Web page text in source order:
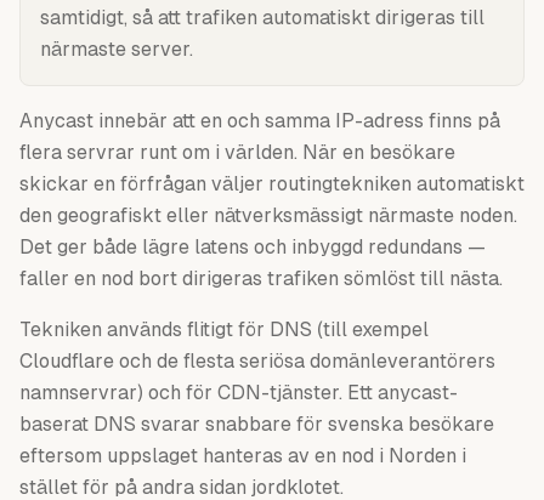
samtidigt, så att trafiken automatiskt dirigeras till
närmaste server.
Anycast innebär att en och samma IP-adress finns på
flera servrar runt om i världen. När en besökare
skickar en förfrågan väljer routingtekniken automatiskt
den geografiskt eller nätverksmässigt närmaste noden.
Det ger både lägre latens och inbyggd redundans —
faller en nod bort dirigeras trafiken sömlöst till nästa.
Tekniken används flitigt för DNS (till exempel
Cloudflare och de flesta seriösa domänleverantörers
namnservrar) och för CDN-tjänster. Ett anycast-
baserat DNS svarar snabbare för svenska besökare
eftersom uppslaget hanteras av en nod i Norden i
stället för på andra sidan jordklotet.